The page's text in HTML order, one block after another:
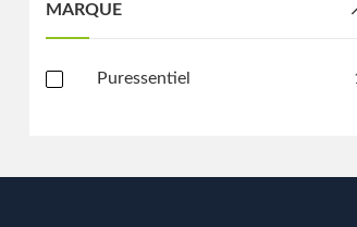
MARQUE
Puressentiel